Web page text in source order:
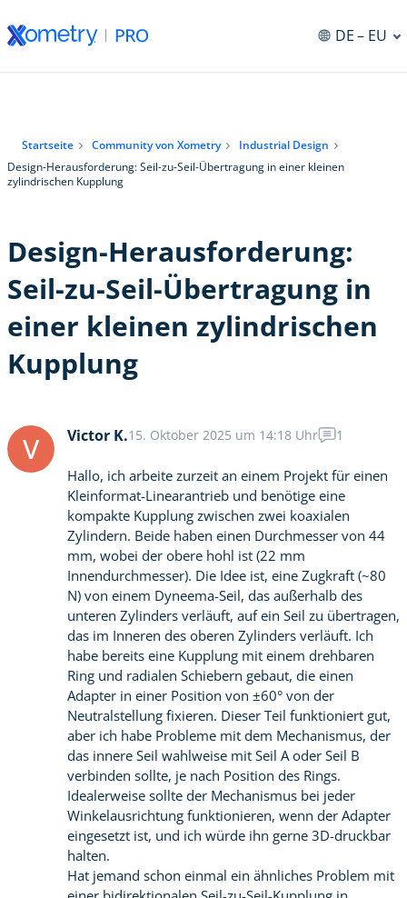
DE– EU
Startseite Community von Xometry
Industrial Design
Design-Herausforderung: Seil-zu-Seil-Übertragung in einer kleinen
zylindrischen Kupplung
Design-Herausforderung:
Seil-zu-Seil-Übertragung in
einer kleinen zylindrischen
Kupplung
V Victor K.15. Oktober 2025 um 14:18 Uhr 1
Hallo, ich arbeite zurzeit an einem Projekt für einen
Kleinformat-Linearantrieb und benötige eine
kompakte Kupplung zwischen zwei koaxialen
Zylindern. Beide haben einen Durchmesser von 44
mm, wobei der obere hohl ist (22 mm
Innendurchmesser). Die Idee ist, eine Zugkraft (~80
N) von einem Dyneema-Seil, das außerhalb des
unteren Zylinders verläuft, auf ein Seil zu übertragen,
das im Inneren des oberen Zylinders verläuft. Ich
habe bereits eine Kupplung mit einem drehbaren
Ring und radialen Schiebern gebaut, die einen
Adapter in einer Position von ±60° von der
Neutralstellung fixieren. Dieser Teil funktioniert gut,
aber ich habe Probleme mit dem Mechanismus, der
das innere Seil wahlweise mit Seil A oder Seil B
verbinden sollte, je nach Position des Rings.
Idealerweise sollte der Mechanismus bei jeder
Winkelausrichtung funktionieren, wenn der Adapter
eingesetzt ist, und ich würde ihn gerne 3D-druckbar
halten.
Hat jemand schon einmal ein ähnliches Problem mit